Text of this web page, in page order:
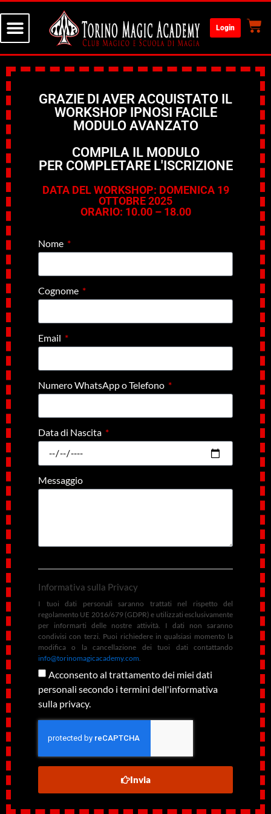
Login
GRAZIE DI AVER ACQUISTATO IL
WORKSHOP IPNOSI FACILE
MODULO AVANZATO
COMPILA IL MODULO
PER COMPLETARE L'ISCRIZIONE
DATA DEL WORKSHOP: DOMENICA 19
OTTOBRE 2025
ORARIO: 10.00 – 18.00
Nome
Cognome
Email
Numero WhatsApp o Telefono
Data di Nascita
Messaggio
Informativa sulla Privacy
I tuoi dati personali saranno trattati nel rispetto del
regolamento UE 2016/679 (GDPR) e utilizzati esclusivamente
per informarti delle nostre attività. I dati non saranno
condivisi con terzi. Puoi richiedere in qualsiasi momento la
modifica o la cancellazione dei tuoi dati contattando
info@torinomagicacademy.com.
Acconsento al trattamento dei miei dati
personali secondo i termini dell'informativa
sulla privacy.
Invia